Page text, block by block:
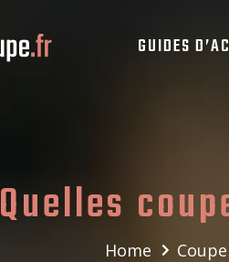
GUIDES
Quelles
Home